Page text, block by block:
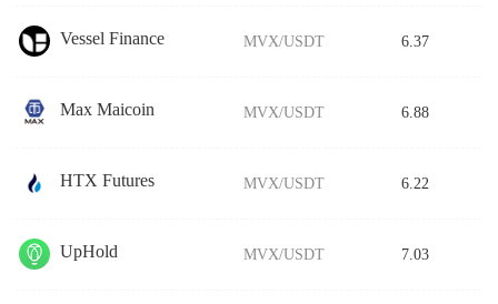
Vessel Finance MVX/USDT 6.37
Max Maicoin MVX/USDT 6.88
HTX Futures MVX/USDT 6.22
UpHold MVX/USDT 7.03